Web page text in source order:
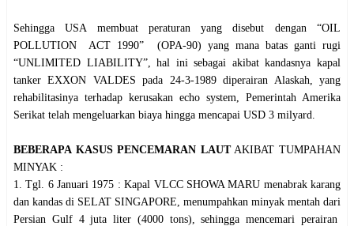
Sehingga USA membuat peraturan yang disebut dengan “OIL
POLLUTION ACT 1990” (OPA-90) yang mana batas ganti rugi
“UNLIMITED LIABILITY”, hal ini sebagai akibat kandasnya kapal
tanker EXXON VALDES pada 24-3-1989 diperairan Alaskah, yang
rehabilitasinya terhadap kerusakan echo system, Pemerintah Amerika
Serikat telah mengeluarkan biaya hingga mencapai USD 3 milyard.
BEBERAPA KASUS PENCEMARAN LAUTAKIBAT TUMPAHAN
MINYAK :
1. Tgl. 6 Januari 1975 : Kapal VLCC SHOWA MARU menabrak karang
dan kandas di SELAT SINGAPORE, menumpahkan minyak mentah dari
Persian Gulf 4 juta liter (4000 tons), sehingga mencemari perairan